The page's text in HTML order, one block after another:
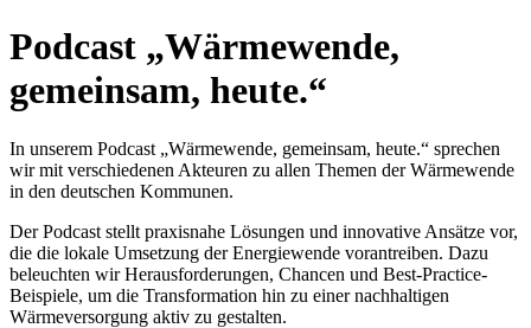
Podcast „Wärmewende,
gemeinsam, heute.“
In unserem Podcast „Wärmewende, gemeinsam, heute.“ sprechen
wir mit verschiedenen Akteuren zu allen Themen der Wärmewende
in den deutschen Kommunen.
Der Podcast stellt praxisnahe Lösungen und innovative Ansätze vor,
die die lokale Umsetzung der Energiewende vorantreiben. Dazu
beleuchten wir Herausforderungen, Chancen und Best-Practice-
Beispiele, um die Transformation hin zu einer nachhaltigen
Wärmeversorgung aktiv zu gestalten.